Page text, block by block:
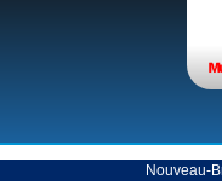
Nouveau-